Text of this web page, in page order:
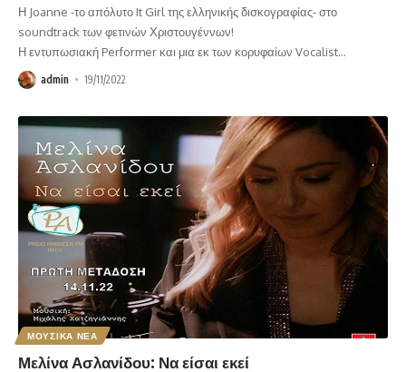
Η Joanne -το απόλυτο It Girl της ελληνικής δισκογραφίας- στο
soundtrack των φετινών Χριστουγέννων!
Η εντυπωσιακή Performer και μια εκ των κορυφαίων Vocalist…
admin 19/11/2022
ΜΟΥΣΙΚΑ ΝΕΑ
Μελίνα Ασλανίδου: Να είσαι εκεί